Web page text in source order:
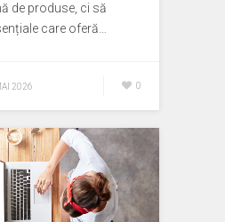
de produse, ci să
care oferă…
2026 0